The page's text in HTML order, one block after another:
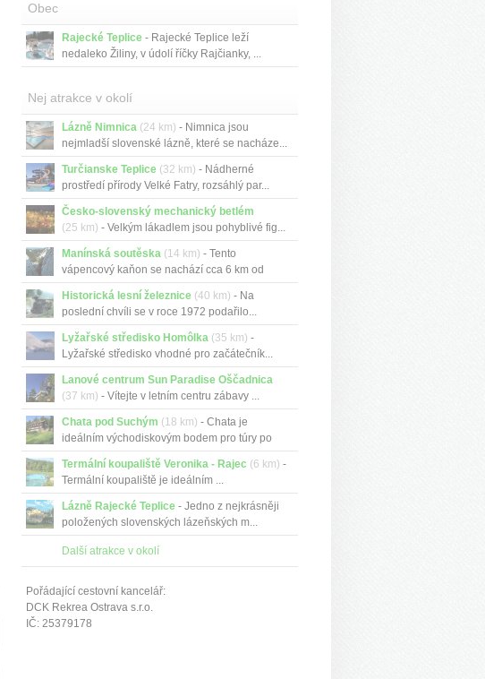
Obec
Rajecké Teplice - Rajecké Teplice leží
nedaleko Žiliny, v údolí říčky Rajčianky, ...
Nej atrakce v okolí
Lázně Nimnica (24 km) - Nimnica jsou
nejmladší slovenské lázně, které se nacháze...
Turčianske Teplice (32 km) - Nádherné
prostředí přírody Velké Fatry, rozsáhlý par...
Česko-slovenský mechanický betlém
(25 km) - Velkým lákadlem jsou pohyblivé fig...
Manínská soutěska (14 km) - Tento
vápencový kaňon se nachází cca 6 km od
Považs...
Historická lesní železnice (40 km) - Na
poslední chvíli se v roce 1972 podařilo...
Lyžařské středisko Homôlka (35 km) -
Lyžařské středisko vhodné pro začátečník...
Lanové centrum Sun Paradise Oščadnica
(37 km) - Vítejte v letním centru zábavy ...
Chata pod Suchým (18 km) - Chata je
ideálním východiskovým bodem pro túry po
Malý...
Termální koupaliště Veronika - Rajec (6 km) -
Termální koupaliště je ideálním ...
Lázně Rajecké Teplice - Jedno z nejkrásněji
položených slovenských lázeňských m...
Další atrakce v okolí
Pořádající cestovní kancelář:
DCK Rekrea Ostrava s.r.o.
IČ: 25379178